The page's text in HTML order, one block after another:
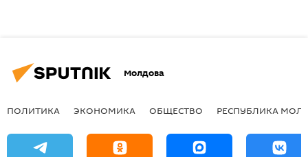
Молдова
ПОЛИТИКА ЭКОНОМИКА ОБЩЕСТВО РЕСПУБЛИКА